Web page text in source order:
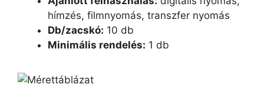
hímzés, filmnyomás, transzfer nyomás
Db/zacskó: 10 db
Minimális rendelés: 1 db